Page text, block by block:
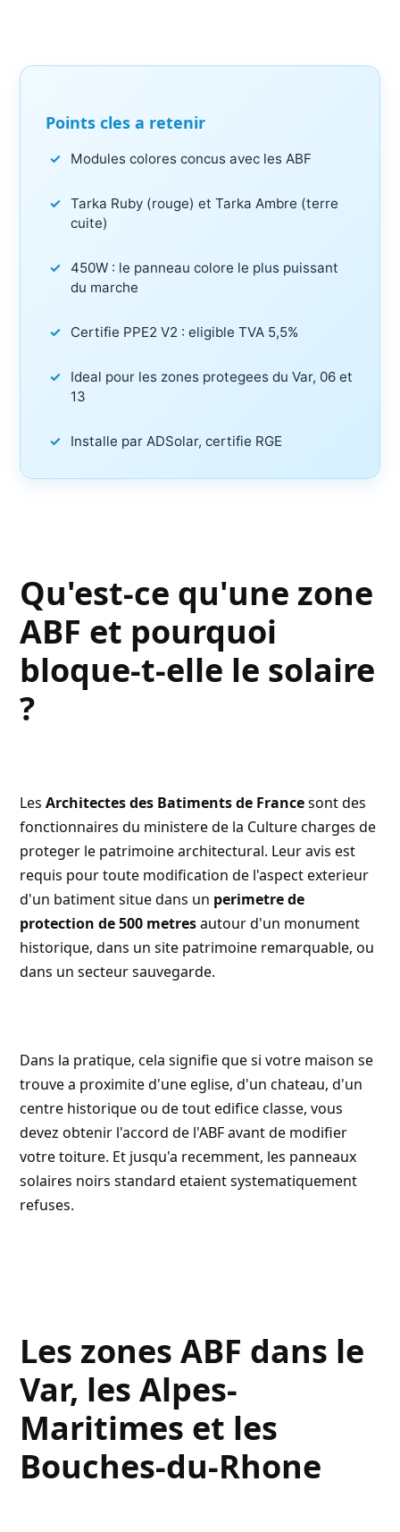
Points cles a retenir
Modules colores concus avec les ABF
Tarka Ruby (rouge) et Tarka Ambre (terre
cuite)
450W : le panneau colore le plus puissant
du marche
Certifie PPE2 V2 : eligible TVA 5,5%
Ideal pour les zones protegees du Var, 06 et
13
Installe par ADSolar, certifie RGE
Qu'est-ce qu'une zone
ABF et pourquoi
bloque-t-elle le solaire
?
LesArchitectes des Batiments de Francesont des
fonctionnaires du ministere de la Culture charges de
proteger le patrimoine architectural. Leur avis est
requis pour toute modification de l'aspect exterieur
d'un batiment situe dans un perimetre de
protection de 500 metresautour d'un monument
historique, dans un site patrimoine remarquable, ou
dans un secteur sauvegarde.
Dans la pratique, cela signifie que si votre maison se
trouve a proximite d'une eglise, d'un chateau, d'un
centre historique ou de tout edifice classe, vous
devez obtenir l'accord de l'ABF avant de modifier
votre toiture. Et jusqu'a recemment, les panneaux
solaires noirs standard etaient systematiquement
refuses.
Les zones ABF dans le
Var, les Alpes-
Maritimes et les
Bouches-du-Rhone